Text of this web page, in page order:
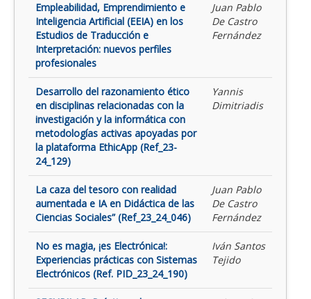
Empleabilidad, Emprendimiento e
Inteligencia Artificial (EEIA) en los
Estudios de Traducción e
Interpretación: nuevos perfiles
profesionales
Juan Pablo
De Castro
Fernández
Desarrollo del razonamiento ético
en disciplinas relacionadas con la
investigación y la informática con
metodologías activas apoyadas por
la plataforma EthicApp (Ref_23-
24_129)
Yannis
Dimitriadis
La caza del tesoro con realidad
aumentada e IA en Didáctica de las
Ciencias Sociales” (Ref_23_24_046)
Juan Pablo
De Castro
Fernández
No es magia, ¡es Electrónica!:
Experiencias prácticas con Sistemas
Electrónicos (Ref. PID_23_24_190)
Iván Santos
Tejido